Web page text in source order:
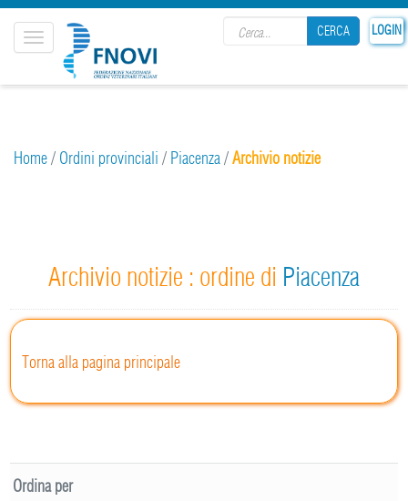
LOGIN
CERCA
Toggle
navigation
Home/ Ordini provinciali / Piacenza/Archivio notizie
Archivio notizie : ordine di Piacenza
Torna alla pagina principale
Ordina per